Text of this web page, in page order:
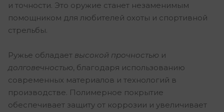
и точности. Это оружие станет незаменимым
помощником для любителей охоты и спортивной
стрельбы.
Ружье обладает высокой прочностью и
долговечностью, благодаря использованию
современных материалов и технологий в
производстве. Полимерное покрытие
обеспечивает защиту от коррозии и увеличивает